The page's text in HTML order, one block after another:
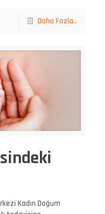
Daha Fazla..
Kadın Doğum